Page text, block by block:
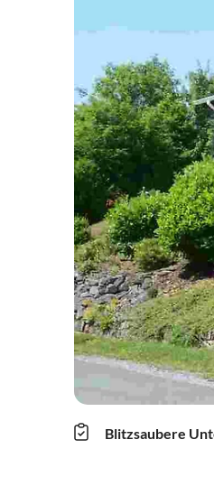
Blitzsaubere